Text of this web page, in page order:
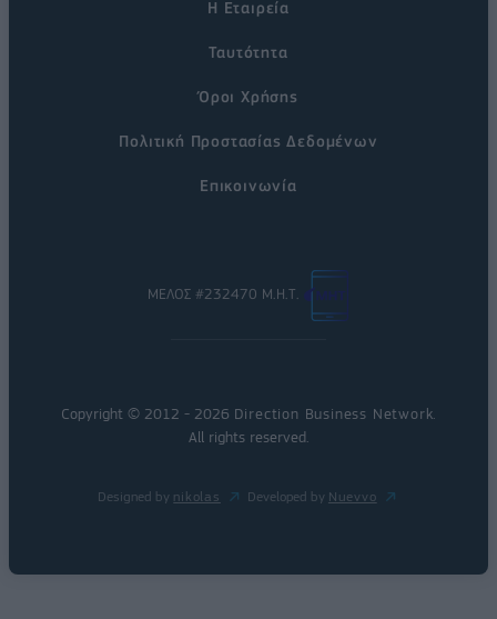
Η Εταιρεία
Ταυτότητα
Όροι Χρήσης
Πολιτική Προστασίας Δεδομένων
Επικοινωνία
ΜΕΛΟΣ #232470 Μ.Η.Τ.
Copyright © 2012 - 2026 Direction Business Network.
All rights reserved.
Designed by nikolas Developed by Nuevvo